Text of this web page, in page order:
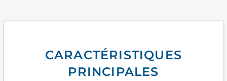
CARACTÉRISTIQUES
PRINCIPALES